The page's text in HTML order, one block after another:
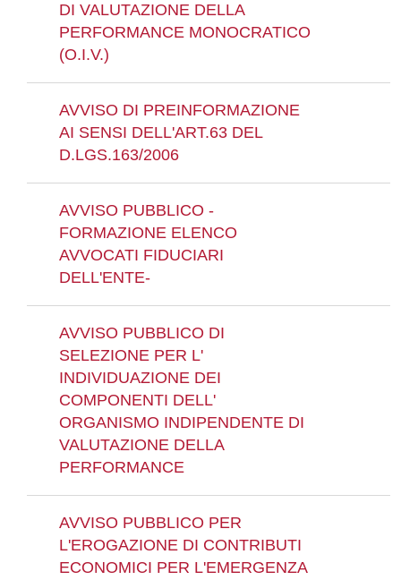
DI VALUTAZIONE DELLA
PERFORMANCE MONOCRATICO
(O.I.V.)
AVVISO DI PREINFORMAZIONE
AI SENSI DELL'ART.63 DEL
D.LGS.163/2006
AVVISO PUBBLICO -
FORMAZIONE ELENCO
AVVOCATI FIDUCIARI
DELL'ENTE-
AVVISO PUBBLICO DI
SELEZIONE PER L'
INDIVIDUAZIONE DEI
COMPONENTI DELL'
ORGANISMO INDIPENDENTE DI
VALUTAZIONE DELLA
PERFORMANCE
AVVISO PUBBLICO PER
L'EROGAZIONE DI CONTRIBUTI
ECONOMICI PER L'EMERGENZA